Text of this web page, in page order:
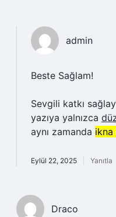
admin
Beste Sağlam!
Sevgili katkı
yazıya yalnızca
aynı zamanda ikna
Eylül 22, 2025 Yanıtla
Draco